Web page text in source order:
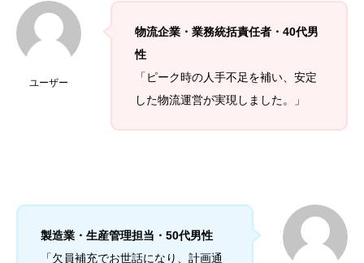
ユーザー
物流企業・業務統括責任者・40代男
性
「ピーク時の人手不足を補い、安定
した物流運営が実現しました。」
製造業・生産管理担当・50代男性
「欠員補充でお世話になり、計画通